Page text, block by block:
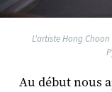
L'artiste Hong
Au début nous